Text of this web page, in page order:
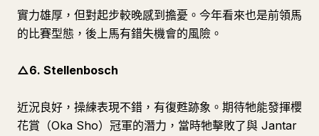
實力雄厚，但對起步較晚感到擔憂。今年看來也是前領馬
的比賽型態，後上馬有錯失機會的風險。
△6. Stellenbosch
近況良好，操練表現不錯，有復甦跡象。期待牠能發揮櫻
花賞（Oka Sho）冠軍的潛力，當時牠擊敗了與 Jantar